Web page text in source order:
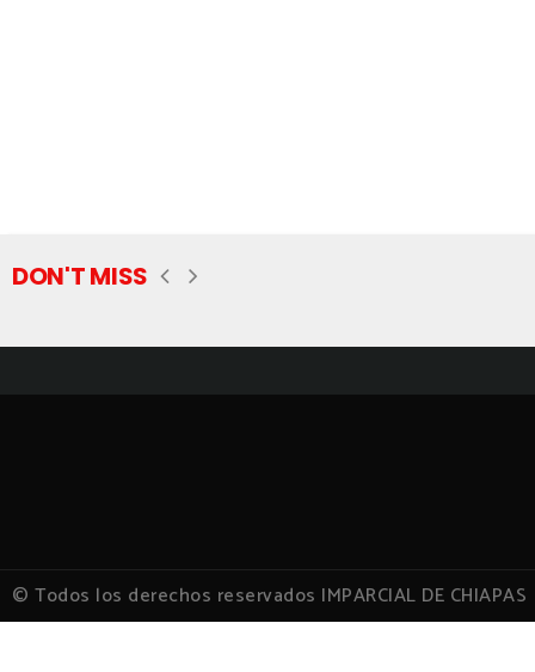
DON'T MISS
© Todos los derechos reservados IMPARCIAL DE CHIAPAS